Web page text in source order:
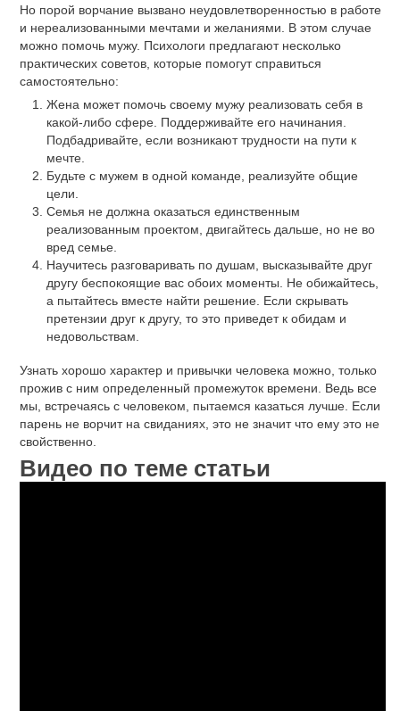
Но порой ворчание вызвано неудовлетворенностью в работе
и нереализованными мечтами и желаниями. В этом случае
можно помочь мужу. Психологи предлагают несколько
практических советов, которые помогут справиться
самостоятельно:
Жена может помочь своему мужу реализовать себя в
какой-либо сфере. Поддерживайте его начинания.
Подбадривайте, если возникают трудности на пути к
мечте.
Будьте с мужем в одной команде, реализуйте общие
цели.
Семья не должна оказаться единственным
реализованным проектом, двигайтесь дальше, но не во
вред семье.
Научитесь разговаривать по душам, высказывайте друг
другу беспокоящие вас обоих моменты. Не обижайтесь,
а пытайтесь вместе найти решение. Если скрывать
претензии друг к другу, то это приведет к обидам и
недовольствам.
Узнать хорошо характер и привычки человека можно, только
прожив с ним определенный промежуток времени. Ведь все
мы, встречаясь с человеком, пытаемся казаться лучше. Если
парень не ворчит на свиданиях, это не значит что ему это не
свойственно.
Видео по теме статьи